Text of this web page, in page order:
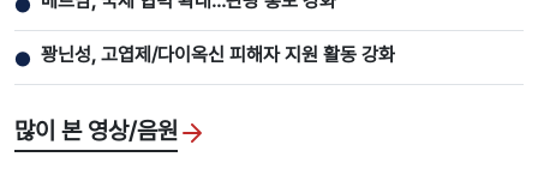
●
● 꽝닌성, 고엽제/다이옥신 피해자 지원 활동 강화
많이 본 영상/음원